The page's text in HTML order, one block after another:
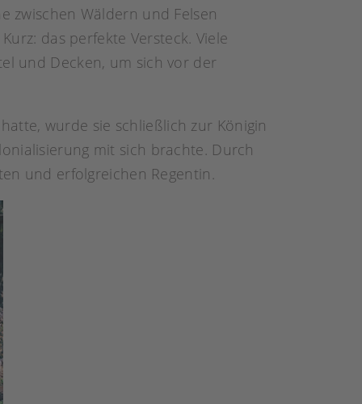
zwischen Wäldern und Felsen
das perfekte Versteck. Viele
und Decken, um sich vor der
wurde sie schließlich zur Königin
mit sich brachte. Durch
und erfolgreichen Regentin.